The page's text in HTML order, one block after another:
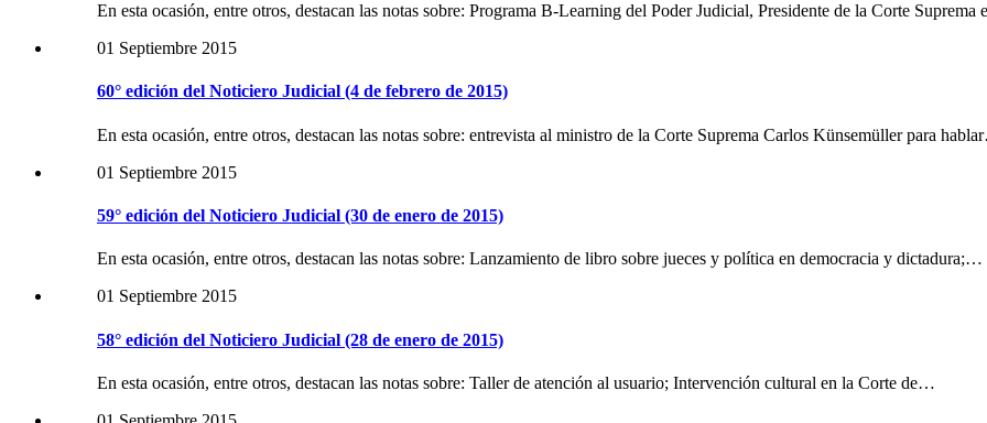
En esta ocasión, entre otros, destacan las notas sobre: Programa B-Learning del Poder Judicial, Presidente de la Corte Suprema
01 Septiembre 2015
60° edición del Noticiero Judicial (4 de febrero de 2015)
En esta ocasión, entre otros, destacan las notas sobre: entrevista al ministro de la Corte Suprema Carlos Künsemüller para
01 Septiembre 2015
59° edición del Noticiero Judicial (30 de enero de 2015)
En esta ocasión, entre otros, destacan las notas sobre: Lanzamiento de libro sobre jueces y política en democracia y dictadura;…
01 Septiembre 2015
58° edición del Noticiero Judicial (28 de enero de 2015)
En esta ocasión, entre otros, destacan las notas sobre: Taller de atención al usuario; Intervención cultural en la Corte de…